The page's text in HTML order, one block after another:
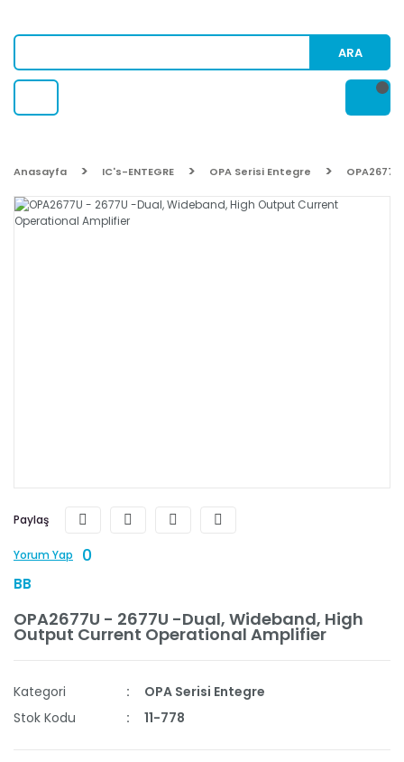
ARA
Anasayfa IC's-ENTEGRE OPA Serisi Entegre
Paylaş
Yorum Yap 0
BB
OPA2677U - 2677U -Dual, Wideband, High
Output Current Operational Amplifier
Kategori
OPA Serisi Entegre
Stok Kodu
11-778